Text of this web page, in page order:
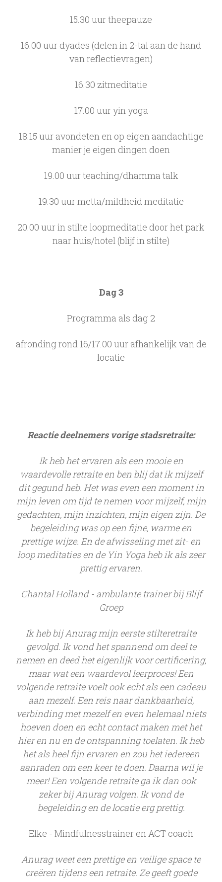
15.30 uur theepauze
16.00 uur dyades (delen in 2-tal aan de hand
van reflectievragen)
16.30 zitmeditatie
17.00 uur yin yoga
18.15 uur avondeten en op eigen aandachtige
manier je eigen dingen doen
19.00 uur teaching/dhamma talk
19.30 uur metta/mildheid meditatie
20.00 uur in stilte loopmeditatie door het park
naar huis/hotel (blijf in stilte)
Dag 3
Programma als dag 2
afronding rond 16/17.00 uur afhankelijk van de
locatie
Reactie deelnemers vorige stadsretraite:
Ik heb het ervaren als een mooie en
waardevolleretraiteen ben blij dat ik mijzelf
dit gegund heb. Het was even een moment in
mijn leven om tijd te nemen voor mijzelf, mijn
gedachten, mijn inzichten, mijn eigen zijn. De
begeleiding was op een fijne, warme en
prettige wijze. En de afwisseling met zit- en
loop meditaties en de Yin Yoga heb ik als zeer
prettig ervaren.
Chantal Holland - ambulante trainer bij Blijf
Groep
Ik heb bij Anurag mijn eerste stilteretraite
gevolgd. Ik vond het spannend om deel te
nemen en deed het eigenlijk voor certificering,
maar wat een waardevol leerproces! Een
volgenderetraitevoelt ook echt als een cadeau
aan mezelf. Een reis naar dankbaarheid,
verbinding met mezelf en even helemaal niets
hoeven doen en echt contact maken met het
hier en nu en de ontspanning toelaten. Ik heb
het als heel fijn ervaren en zou het iedereen
aanraden om een keer te doen. Daarna wil je
meer! Een volgenderetraitega ik dan ook
zeker bij Anurag volgen. Ik vond de
begeleiding en de locatie erg prettig.
Elke - Mindfulnesstrainer en ACT coach
Anurag weet een prettige en veilige space te
creëren tijdens een retraite. Ze geeft goede